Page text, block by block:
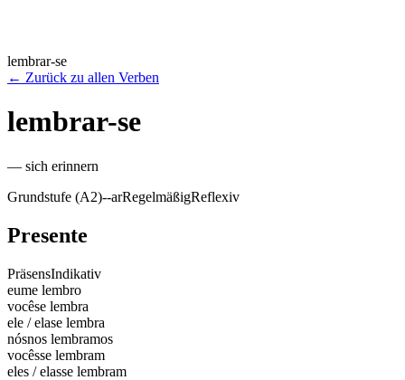
lembrar-se
← Zurück zu allen Verben
lembrar-se
— sich erinnern
Grundstufe (A2)--arRegelmäßigReflexiv
Presente
PräsensIndikativ
eume lembro
vocêse lembra
ele / elase lembra
nósnos lembramos
vocêsse lembram
eles / elasse lembram